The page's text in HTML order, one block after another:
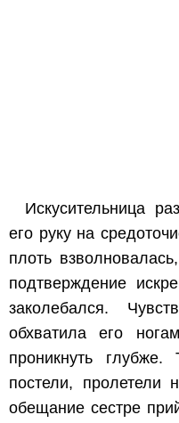
Искусительница
его руку на
плоть
подтверждение
заколебался.
обхватила его
проникнуть
постели, пролетели
обещание сестре